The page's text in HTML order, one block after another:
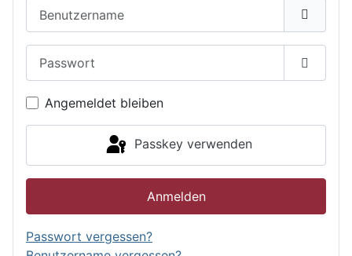
Angemeldet bleiben
Passkey verwenden
Anmelden
Passwort vergessen?